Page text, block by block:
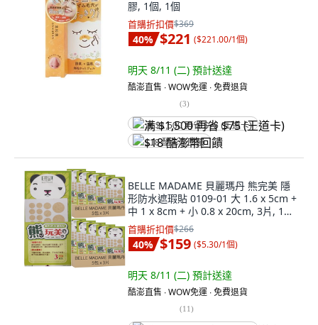
膠, 1個, 1個
首購折扣價$369
40% $221 ($221.00/1個)
明天 8/11 (二) 預計送達
酷澎直售 ∙ WOW免運 ∙ 免費退貨
(3)
满 $1,500 再省 $75 (王道卡)
$18 酷澎幣回饋
BELLE MADAME 貝麗瑪丹 熊完美 隱
形防水遮瑕貼 0109-01 大 1.6 x 5cm +
中 1 x 8cm + 小 0.8 x 20cm, 3片, 10
包
首購折扣價$266
40% $159 ($5.30/1個)
明天 8/11 (二) 預計送達
酷澎直售 ∙ WOW免運 ∙ 免費退貨
(11)